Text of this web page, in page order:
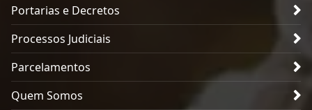
Portarias e Decretos
Processos Judiciais
Parcelamentos
Quem Somos